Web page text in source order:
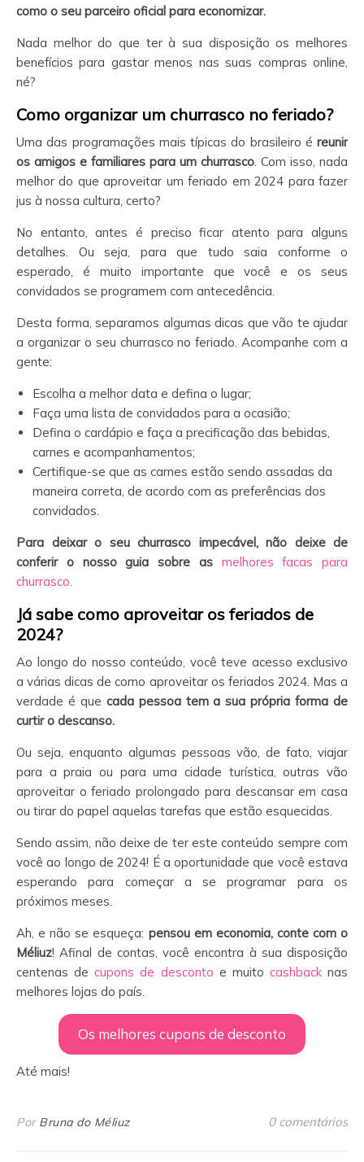
como o seu parceiro oficial para economizar.
Nada melhor do que ter à sua disposição os melhores
benefícios para gastar menos nas suas compras online,
né?
Como organizar um churrasco no feriado?
Uma das programações mais típicas do brasileiro é reunir
os amigos e familiares para um churrasco . Com isso, nada
melhor do que aproveitar um feriado em 2024 para fazer
jus à nossa cultura, certo?
No entanto, antes é preciso ficar atento para alguns
detalhes. Ou seja, para que tudo saia conforme o
esperado, é muito importante que você e os seus
convidados se programem com antecedência.
Desta forma, separamos algumas dicas que vão te ajudar
a organizar o seu churrasco no feriado. Acompanhe com a
gente:
Escolha a melhor data e defina o lugar;
Faça uma lista de convidados para a ocasião;
Defina o cardápio e faça a precificação das bebidas,
carnes e acompanhamentos;
Certifique-se que as carnes estão sendo assadas da
maneira correta, de acordo com as preferências dos
convidados.
Para deixar o seu churrasco impecável, não deixe de
conferir o nosso guia sobre as melhores facas para
churrasco
Já sabe como aproveitar os feriados de
2024?
Ao longo do nosso conteúdo, você teve acesso exclusivo
a várias dicas de como aproveitar os feriados 2024. Mas a
verdade é que cada pessoa tem a sua própria forma de
curtir o descanso.
Ou seja, enquanto algumas pessoas vão, de fato, viajar
para a praia ou para uma cidade turística, outras vão
aproveitar o feriado prolongado para descansar em casa
ou tirar do papel aquelas tarefas que estão esquecidas.
Sendo assim, não deixe de ter este conteúdo sempre com
você ao longo de 2024! É a oportunidade que você estava
esperando para começar a se programar para os
próximos meses.
Ah, e não se esqueça: pensou em economia, conte com o
Méliuz! Afinal de contas, você encontra à sua disposição
centenas decupons de desconto e muito cashbacknas
melhores lojas do país.
Os melhores cupons de desconto
Até mais!
Por Bruna do Méliuz 0 comentários